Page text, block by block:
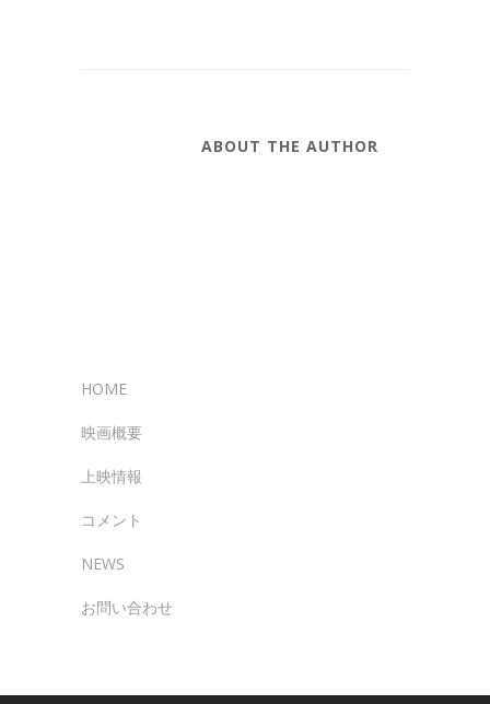
ABOUT THE AUTHOR
HOME
映画概要
上映情報
コメント
NEWS
お問い合わせ